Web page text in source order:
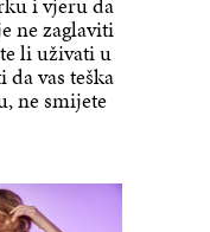
ne zaglaviti
li uživati ​​u
vas teška
ne smijete